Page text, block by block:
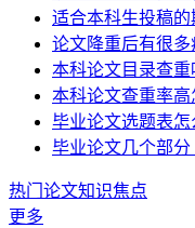
适合本科生投稿的
论文降重后有很多
本科论文目录查重
本科论文查重率高
毕业论文选题表怎
毕业论文几个部分
热门论文知识焦点
更多